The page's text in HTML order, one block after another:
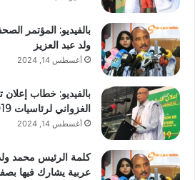
بالفيديو: المؤتمر
ولد عبد العزيز
أغسطس 14, 2024
بالفيديو: خطاب
الغزواني لرئاسيات 2019 بموريتانيا
أغسطس 14, 2024
كلمة الرئيس محمد
عربية يشارك فيها